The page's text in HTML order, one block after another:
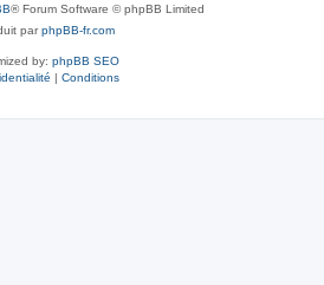
® Forum Software © phpBB Limited
parphpBB-fr.com
by: phpBB SEO
| Conditions